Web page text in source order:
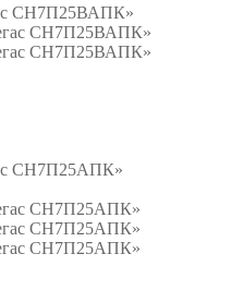
СН7П25ВАПК»
СН7П25АПК»